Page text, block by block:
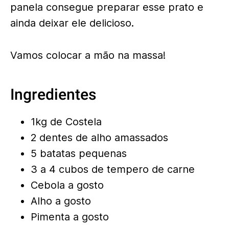
panela consegue preparar esse prato e
ainda deixar ele delicioso.
Vamos colocar a mão na massa!
Ingredientes
1kg de Costela
2 dentes de alho amassados
5 batatas pequenas
3 a 4 cubos de tempero de carne
Cebola a gosto
Alho a gosto
Pimenta a gosto